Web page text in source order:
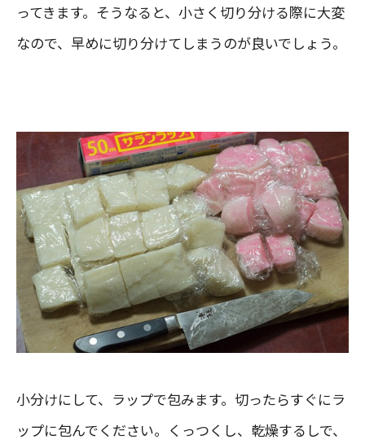
ってきます。そうなると、小さく切り分ける際に大変
なので、早めに切り分けてしまうのが良いでしょう。
小分けにして、ラップで包みます。切ったらすぐにラ
ップに包んでください。くっつくし、乾燥するしで、